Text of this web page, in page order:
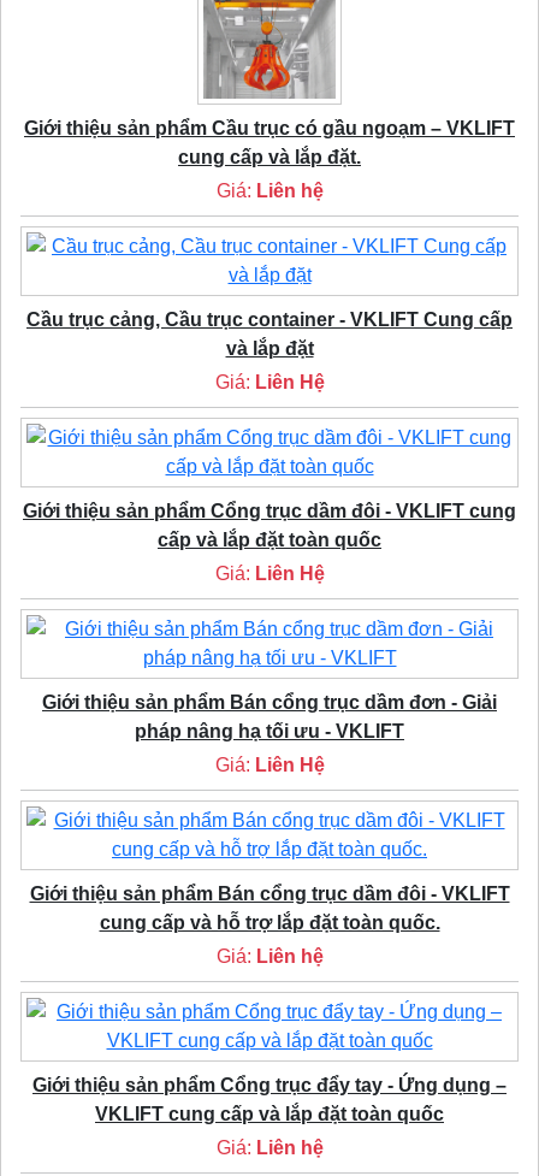
Giới thiệu sản phẩm Cầu trục có gầu ngoạm – VKLIFT
cung cấp và lắp đặt.
Giá: Liên hệ
Cầu trục cảng, Cầu trục container - VKLIFT Cung cấp
và lắp đặt
Giá: Liên Hệ
Giới thiệu sản phẩm Cổng trục dầm đôi - VKLIFT cung
cấp và lắp đặt toàn quốc
Giá: Liên Hệ
Giới thiệu sản phẩm Bán cổng trục dầm đơn - Giải
pháp nâng hạ tối ưu - VKLIFT
Giá: Liên Hệ
Giới thiệu sản phẩm Bán cổng trục dầm đôi - VKLIFT
cung cấp và hỗ trợ lắp đặt toàn quốc.
Giá: Liên hệ
Giới thiệu sản phẩm Cổng trục đẩy tay - Ứng dụng –
VKLIFT cung cấp và lắp đặt toàn quốc
Giá: Liên hệ